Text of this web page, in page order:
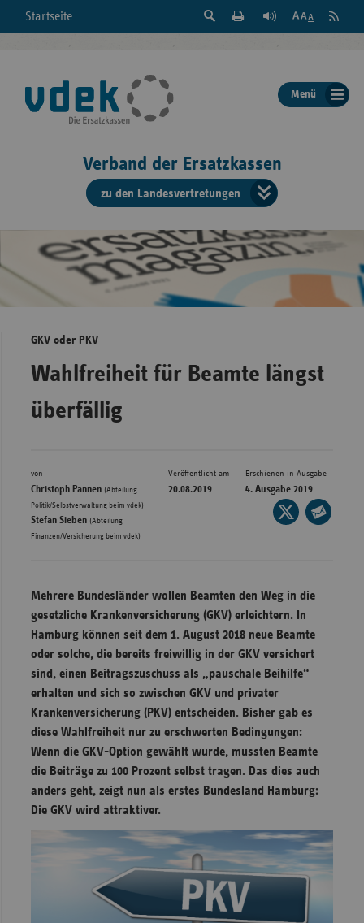
Startseite
Suche
der
Seite
Feed
Menü
Verband der Ersatzkassen
zu den Landesvertretungen
der
Hessen
GKV oder PKV
Wahlfreiheit für Beamte längst
überfällig
von
Christoph Pannen (Abteilung
Politik/Selbstverwaltung beim vdek),
Stefan Sieben (Abteilung
Finanzen/Versicherung beim vdek)
Veröffentlicht am
20.08.2019
Erschienen in Ausgabe
4. Ausgabe 2019
Seite
auf
Mehrere Bundesländer wollen Beamten den Weg in die
gesetzliche Krankenversicherung (GKV) erleichtern. In
Hamburg können seit dem 1. August 2018 neue Beamte
oder solche, die bereits freiwillig in der GKV versichert
sind, einen Beitragszuschuss als „pauschale Beihilfe“
erhalten und sich so zwischen GKV und privater
Krankenversicherung (PKV) entscheiden. Bisher gab es
diese Wahlfreiheit nur zu erschwerten Bedingungen:
Wenn die GKV-Option gewählt wurde, mussten Beamte
die Beiträge zu 100 Prozent selbst tragen. Das dies auch
anders geht, zeigt nun als erstes Bundesland Hamburg:
Die GKV wird attraktiver.